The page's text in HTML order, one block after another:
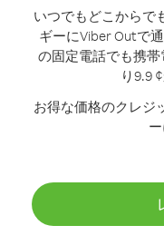
いつでもどこからで
ギーにViber Outで
の固定電話でも携
り9.9
お得な価格のクレジ